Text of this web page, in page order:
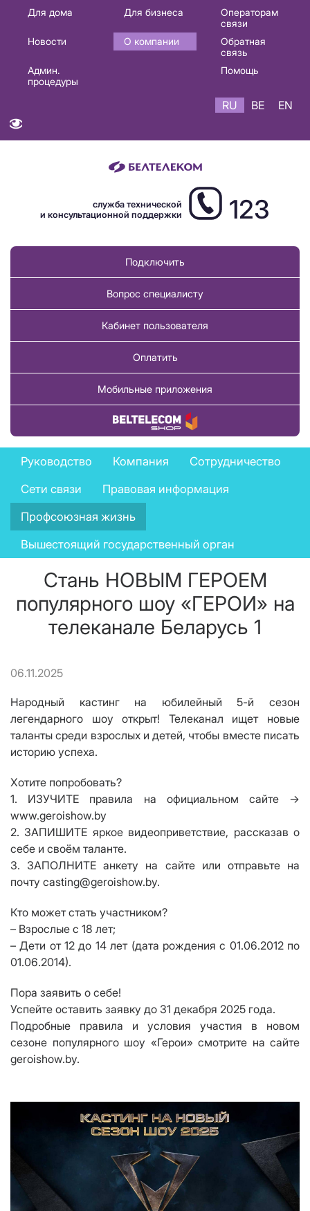
Основная
навигация
Для дома Для бизнеса
Операторам
связи
Новости
О компании
Обратная
связь
Админ.
процедуры
Помощь
RU BE EN
служба технической
и консультационной поддержки
123
Подключить
Вопрос специалисту
Кабинет пользователя
Оплатить
Мобильные приложения
Купить товар
Company
menu
Руководство Компания
Сотрудничество
Сети связи
Правовая информация
Профсоюзная жизнь
Вышестоящий государственный орган
Стань НОВЫМ ГЕРОЕМ
популярного шоу «ГЕРОИ» на
телеканале Беларусь 1
06.11.2025
Народный кастинг на юбилейный 5-й сезон
легендарного шоу открыт! Телеканал ищет новые
таланты среди взрослых и детей, чтобы вместе писать
историю успеха.
Хотите попробовать?
1. ИЗУЧИТЕ правила на официальном сайте →
www.geroishow.by
2. ЗАПИШИТЕ яркое видеоприветствие, рассказав о
себе и своём таланте.
3. ЗАПОЛНИТЕ анкету на сайте или отправьте на
почту casting@geroishow.by.
Кто может стать участником?
– Взрослые с 18 лет;
– Дети от 12 до 14 лет (дата рождения с 01.06.2012 по
01.06.2014).
Пора заявить о себе!
Успейте оставить заявку до 31 декабря 2025 года.
Подробные правила и условия участия в новом
сезоне популярного шоу «Герои» смотрите на сайте
geroishow.by.